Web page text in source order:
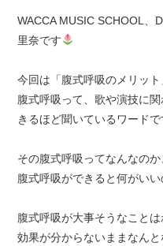
WACCA MUSIC SCHOOL、
里奈です
今回は「腹式呼吸のメリッ
腹式呼吸って、歌や演技に
きるほど聞いているワード
その腹式呼吸ってなんなのか
腹式呼吸ができると何がいい
腹式呼吸が大事そうなことは
効果が分からないままなん